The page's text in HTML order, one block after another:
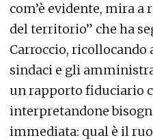
com’è evidente, mira
del territorio” che ha
Carroccio,
sindaci e gli
un rapporto fiduciario
interpretandone
immediata: qual è il